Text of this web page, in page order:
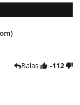
Balas
-112